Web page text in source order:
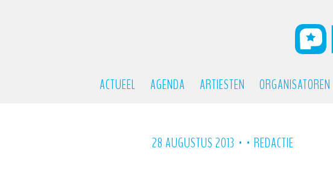
ACTUEEL AGENDA ARTIESTEN ORGANISATOREN
28 AUGUSTUS 2013 • • REDACTIE